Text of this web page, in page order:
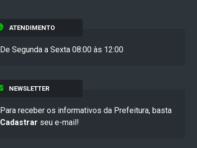
ATENDIMENTO
De Segunda a Sexta 08:00 às 12:00
NEWSLETTER
Para receber os informativos da Prefeitura, basta
Cadastrar seu e-mail!